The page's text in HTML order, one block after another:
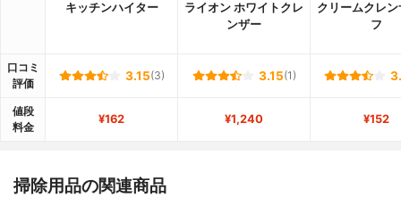
キッチンハイター
ライオン ホワイトクレ
ンザー
クリームクレン
フ
口コミ
評価
3.15(3) 3.15(1)
値段
料金
¥162 ¥1,240 ¥152
掃除用品の関連商品